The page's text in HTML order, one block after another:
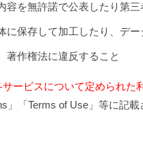
容を無許諾で公表したり第三
に保存して加工したり、デ
著作権法に違反すること
サービスについて定められた
」「Terms of Use」等に記